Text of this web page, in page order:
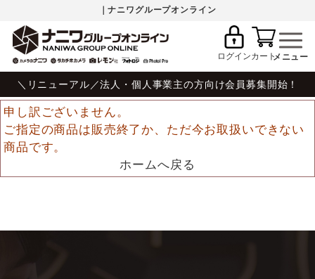
｜ナニワグループオンライン
ログインカート
＼リニューアル／法人・個人事業主の方向け会員募集開始！
申し訳ございません。
ご指定の商品は販売終了か、ただ今お取扱いできない
商品です。
ホームへ戻る